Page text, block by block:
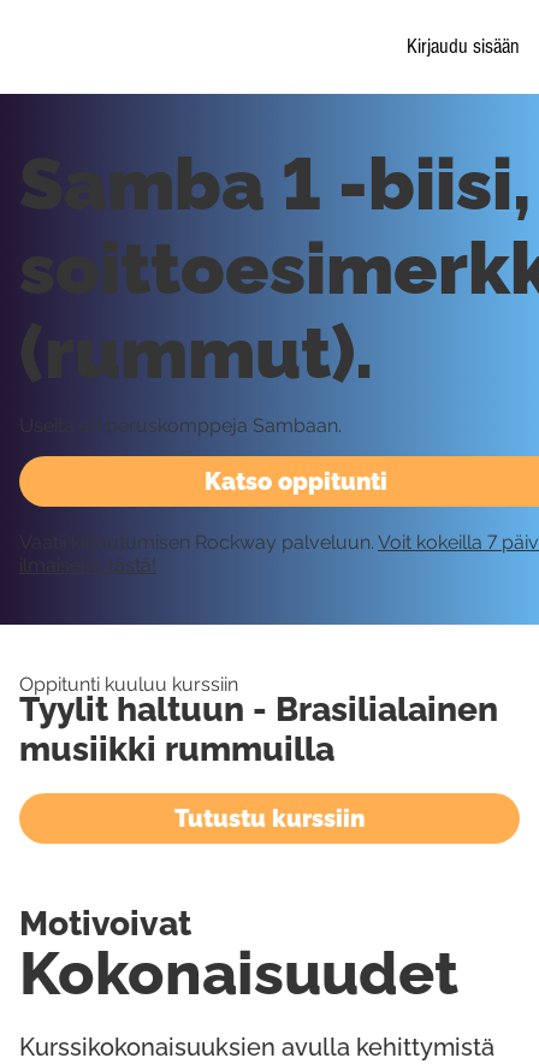
Kirjaudu sisään
Katso oppitunti
Samba 1 -biisi,
(rummut).
Useita eri peruskomppeja Sambaan.
Vaatii kirjautumisen Rockway palveluun. Voit kokeilla 7
ilmaiseksi tästä!
Oppitunti kuuluu kurssiin
Tyylit haltuun - Brasilialainen
musiikki rummuilla
Tutustu kurssiin
Kurssikokonaisuuksien avulla kehittymistä
Kokonaisuudet
Motivoivat